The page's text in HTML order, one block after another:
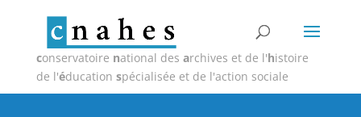
conservatoire national des archives et de l'histoire
de l'éducation spécialisée et de l'action sociale